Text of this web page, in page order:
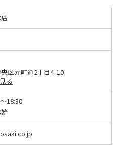
区元町通2丁目4-10
る
18:30